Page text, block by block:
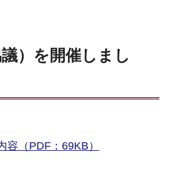
）を開催しまし
（PDF：69KB）